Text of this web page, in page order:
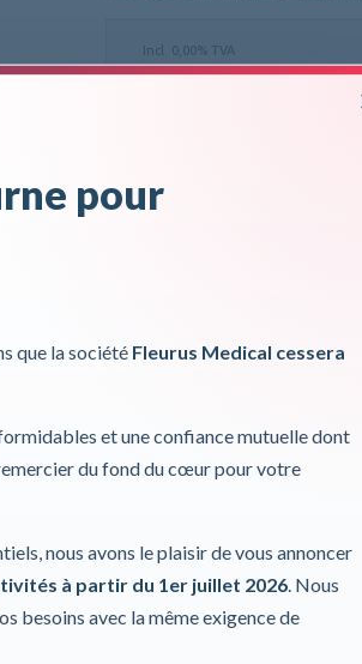
pour
que la société Fleurus Medical cessera
et une confiance mutuelle dont
du fond du cœur pour votre
nous avons le plaisir de vous annoncer
à partir du 1er juillet 2026 . Nous
besoins avec la même exigence de
Incl. 0,00% TVA
sans tubes ni connecteurs